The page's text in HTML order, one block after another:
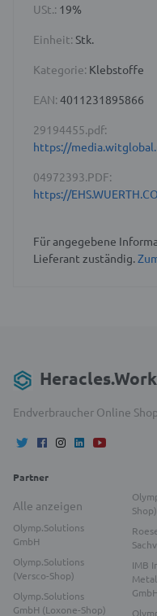
USt.: 19%
Einheit: Stk.
Kategorie: Klebstoffe
EAN: 4011231895866
29194455.pdf:
https://
04972393.PDF:
https://
Für angegebene
Lieferant zuständig.
Heracles.Work
Endverbraucher Online
Partner
Alle anzeigen
Olymp.Solutions
GmbH
Olymp.Solutions
(Versco-Shop)
Olymp.Solutions
GmbH (Loxone-Shop)
Shop)
IMB
GmbH